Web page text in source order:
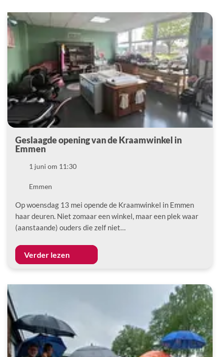
Geslaagde opening van de Kraamwinkel in
Emmen
Datum1 juni om 11:30
LocatieEmmen
Op woensdag 13 mei opende de Kraamwinkel in Emmen
haar deuren. Niet zomaar een winkel, maar een plek waar
(aanstaande) ouders die zelf niet…
Verder lezen